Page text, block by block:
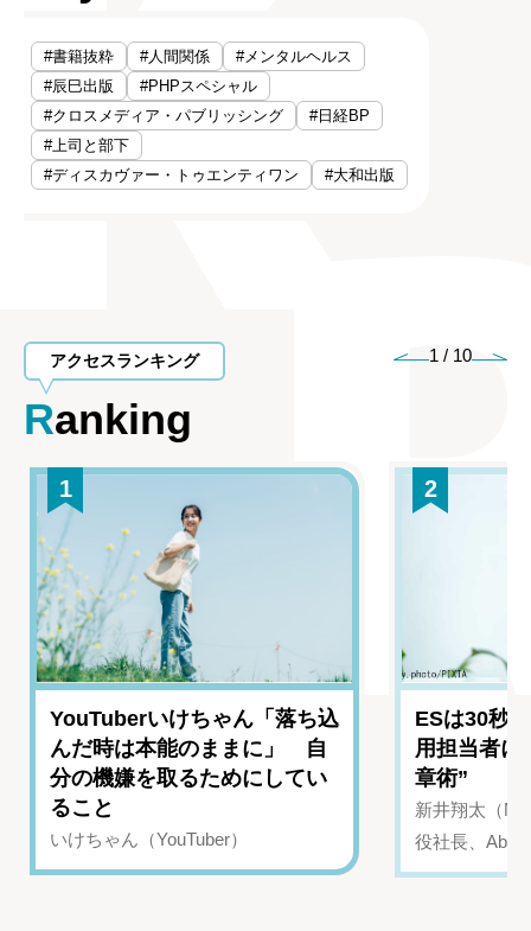
#書籍抜粋 #人間関係
#メンタルヘルス
#辰巳出版
#PHPスペシャル
#クロスメディア・パブリッシング
#日経BP
#上司と部下
#ディスカヴァー・トゥエンティワン
#大和出版
アクセスランキング
Ranking
1 / 10
1
YouTuberいけちゃん「落ち込
んだ時は本能のままに」 自
分の機嫌を取るためにしてい
ること
いけちゃん（YouTuber）
2
ESは30秒
用担当者に
章術”
新井翔太（
役社長、